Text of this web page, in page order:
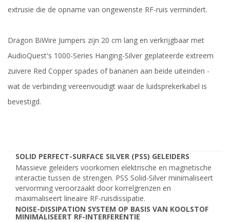
extrusie die de opname van ongewenste RF-ruis vermindert.
Dragon BiWire Jumpers zijn 20 cm lang en verkrijgbaar met
AudioQuest's 1000-Series Hanging-Silver geplateerde extreem
zuivere Red Copper spades of bananen aan beide uiteinden -
wat de verbinding vereenvoudigt waar de luidsprekerkabel is
bevestigd.
SOLID PERFECT-SURFACE SILVER (PSS) GELEIDERS
Massieve geleiders voorkomen elektrische en magnetische
interactie tussen de strengen. PSS Solid-Silver minimaliseert
vervorming veroorzaakt door korrelgrenzen en
maximaliseert lineaire RF-ruisdissipatie.
NOISE-DISSIPATION SYSTEM OP BASIS VAN KOOLSTOF
MINIMALISEERT RF-INTERFERENTIE